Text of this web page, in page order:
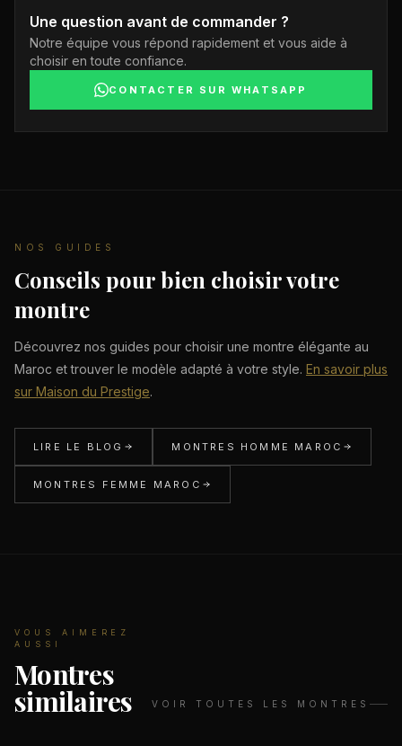
Une question avant de commander ?
Notre équipe vous répond rapidement et vous aide à
choisir en toute confiance.
CONTACTER SUR WHATSAPP
NOS GUIDES
Conseils pour bien choisir votre
montre
Découvrez nos guides pour choisir une montre élégante au
Maroc et trouver le modèle adapté à votre style. En savoir plus
sur Maison du Prestige.
LIRE LE BLOG MONTRES HOMME MAROC
MONTRES FEMME MAROC
VOUS AIMEREZ
AUSSI
Montres
similaires VOIR TOUTES LES MONTRES